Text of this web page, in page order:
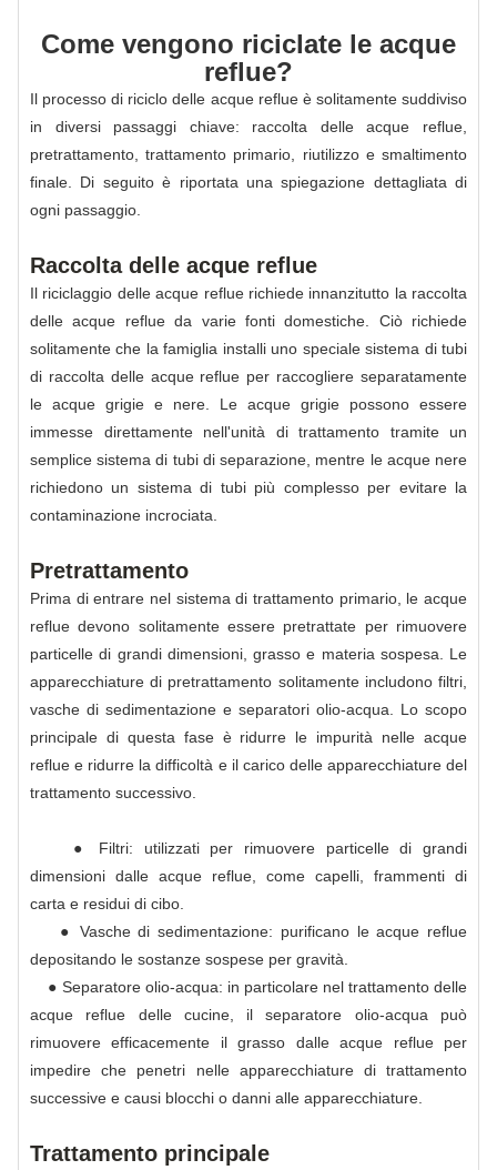
Come vengono riciclate le acque
reflue?
Il processo di riciclo delle acque reflue è solitamente suddiviso
in diversi passaggi chiave: raccolta delle acque reflue,
pretrattamento, trattamento primario, riutilizzo e smaltimento
finale. Di seguito è riportata una spiegazione dettagliata di
ogni passaggio.
Raccolta delle acque reflue
Il riciclaggio delle acque reflue richiede innanzitutto la raccolta
delle acque reflue da varie fonti domestiche. Ciò richiede
solitamente che la famiglia installi uno speciale sistema di tubi
di raccolta delle acque reflue per raccogliere separatamente
le acque grigie e nere. Le acque grigie possono essere
immesse direttamente nell'unità di trattamento tramite un
semplice sistema di tubi di separazione, mentre le acque nere
richiedono un sistema di tubi più complesso per evitare la
contaminazione incrociata.
Pretrattamento
Prima di entrare nel sistema di trattamento primario, le acque
reflue devono solitamente essere pretrattate per rimuovere
particelle di grandi dimensioni, grasso e materia sospesa. Le
apparecchiature di pretrattamento solitamente includono filtri,
vasche di sedimentazione e separatori olio-acqua. Lo scopo
principale di questa fase è ridurre le impurità nelle acque
reflue e ridurre la difficoltà e il carico delle apparecchiature del
trattamento successivo.
● Filtri: utilizzati per rimuovere particelle di grandi
dimensioni dalle acque reflue, come capelli, frammenti di
carta e residui di cibo.
● Vasche di sedimentazione: purificano le acque reflue
depositando le sostanze sospese per gravità.
● Separatore olio-acqua: in particolare nel trattamento delle
acque reflue delle cucine, il separatore olio-acqua può
rimuovere efficacemente il grasso dalle acque reflue per
impedire che penetri nelle apparecchiature di trattamento
successive e causi blocchi o danni alle apparecchiature.
Trattamento principale